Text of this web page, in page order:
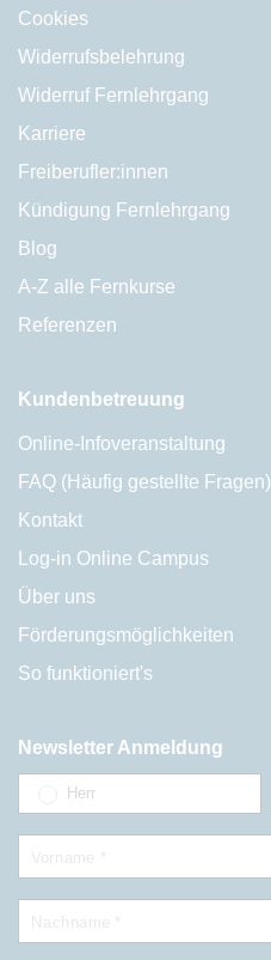
Cookies
Widerrufsbelehrung
Widerruf Fernlehrgang
Karriere
Freiberufler:innen
Kündigung Fernlehrgang
Blog
A-Z alle Fernkurse
Referenzen
Kundenbetreuung
Online-Infoveranstaltung
FAQ (Häufig gestellte Fragen)
Kontakt
Log-in Online Campus
Über uns
Förderungsmöglichkeiten
So funktioniert's
Newsletter Anmeldung
Herr